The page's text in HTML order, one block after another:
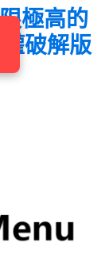
極高的
破解版